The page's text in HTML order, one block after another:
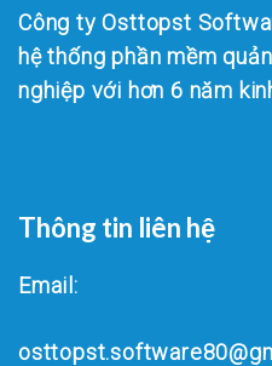
Công ty Osttopst
hệ thống phần mềm
nghiệp với hơn 6 năm
Thông tin liên hệ
Email: